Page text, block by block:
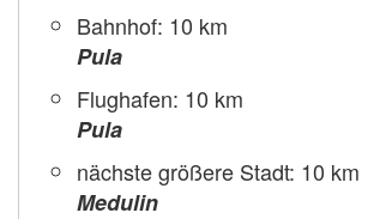
Bahnhof: 10 km
Pula
Flughafen: 10 km
Pula
nächste größere Stadt: 10 km
Medulin